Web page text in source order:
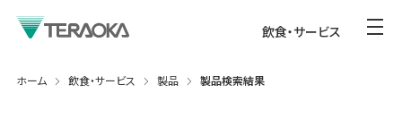
飲食・サービス
ホーム 飲食・サービス 製品 製品検索結果